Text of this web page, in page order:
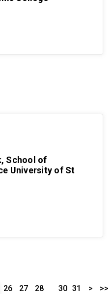
School of
University of St
26 27
28
30 31 > >>